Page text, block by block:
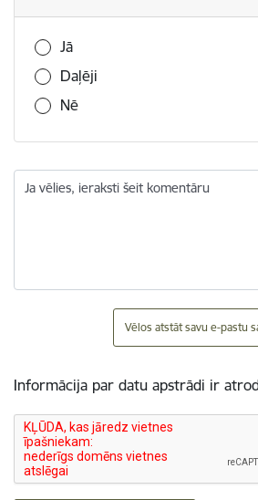
Vai šī informācija bija noderīga?
Jā
Daļēji
Nē
Ja vēlies, ieraksti šeit komentāru
Vēlos atstāt savu e-pastu
Informācija par datu apstrādi ir